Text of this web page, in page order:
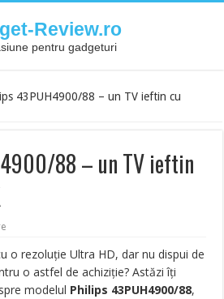
Review.ro
pentru gadgeturi
43PUH4900/88 – un TV ieftin cu
88 – un TV ieftin
o rezoluție Ultra HD, dar nu dispui de
o astfel de achiziție? Astăzi îți
modelul Philips 43PUH4900/88,